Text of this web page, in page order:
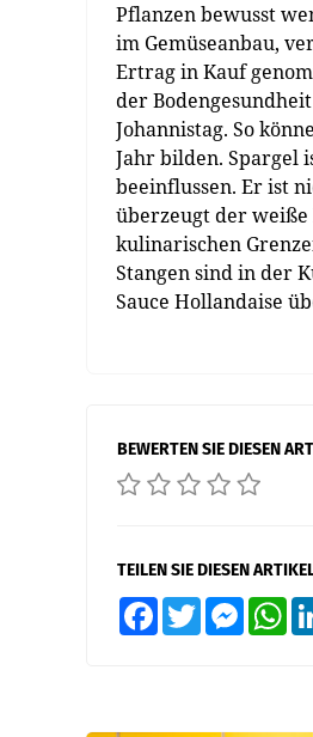
Pflanzen bewusst
im Gemüseanbau,
Ertrag in Kauf
der
Johannistag. So
Jahr bilden. Spargel
beeinflussen. Er ist
überzeugt der weiße
kulinarischen
Stangen sind in der
Sauce Hollandaise
BEWERTEN SIE DIESEN
TEILEN SIE DIESEN
FacebookTwitter Messenger